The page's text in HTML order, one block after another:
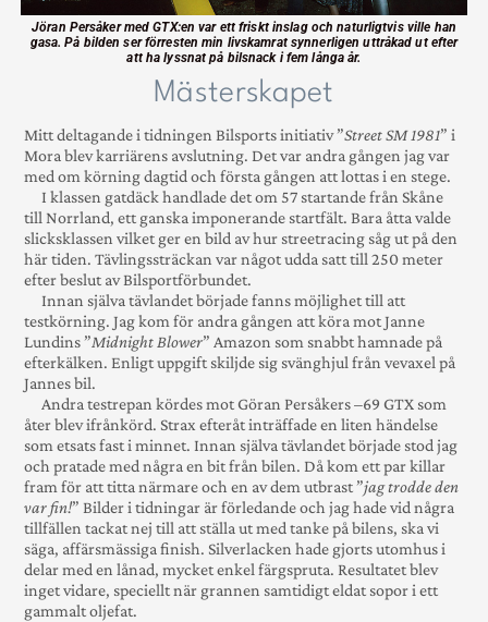
Jöran Persåker med GTX:en var ett friskt inslag och naturligtvis ville han
gasa. På bilden ser förresten min livskamrat synnerligen uttråkad ut efter
att ha lyssnat på bilsnack i fem långa år.
Mästerskapet
Mitt deltagande i tidningen Bilsports initiativ ”Street SM 1981” i
Mora blev karriärens avslut­ning. Det var andra gången jag var
med om körning dagtid och första gången att lottas i en stege.
I klassen gatdäck handlade det om 57 start­ande från Skåne
till Norrland, ett ganska impone­rande start­fält. Bara åtta valde
slicks­klassen vilket ger en bild av hur streetracing såg ut på den
här tiden. Tävlings­sträckan var något udda satt till 250 meter
efter beslut av Bilsport­förbundet.
Innan själva tävlandet började fanns möjlig­het till att
testkörning. Jag kom för andra gången att köra mot Janne
Lundins ”Midnight Blower” Amazon som snabbt hamnade på
efterkälken. Enligt upp­gift skiljde sig svänghjul från vev­axel på
Jannes bil.
Andra testrepan kördes mot Göran Persåkers –69 GTX som
åter blev ifrån­körd. Strax efteråt inträff­ade en liten händelse
som etsats fast i minnet. Innan själva tävlandet började stod jag
och pratade med några en bit från bilen. Då kom ett par killar
fram för att titta närmare och en av dem utbrast ”jag trodde den
var fin!” Bilder i tid­ningar är förledande och jag hade vid några
till­fällen tackat nej till att ställa ut med tanke på bilens, ska vi
säga, affärs­mässiga finish. Silver­lacken hade gjorts utom­hus i
delar med en lånad, mycket enkel färg­spruta. Resul­tatet blev
inget vidare, speciellt när gran­nen sam­tidigt eldat sopor i ett
gam­malt olje­fat.